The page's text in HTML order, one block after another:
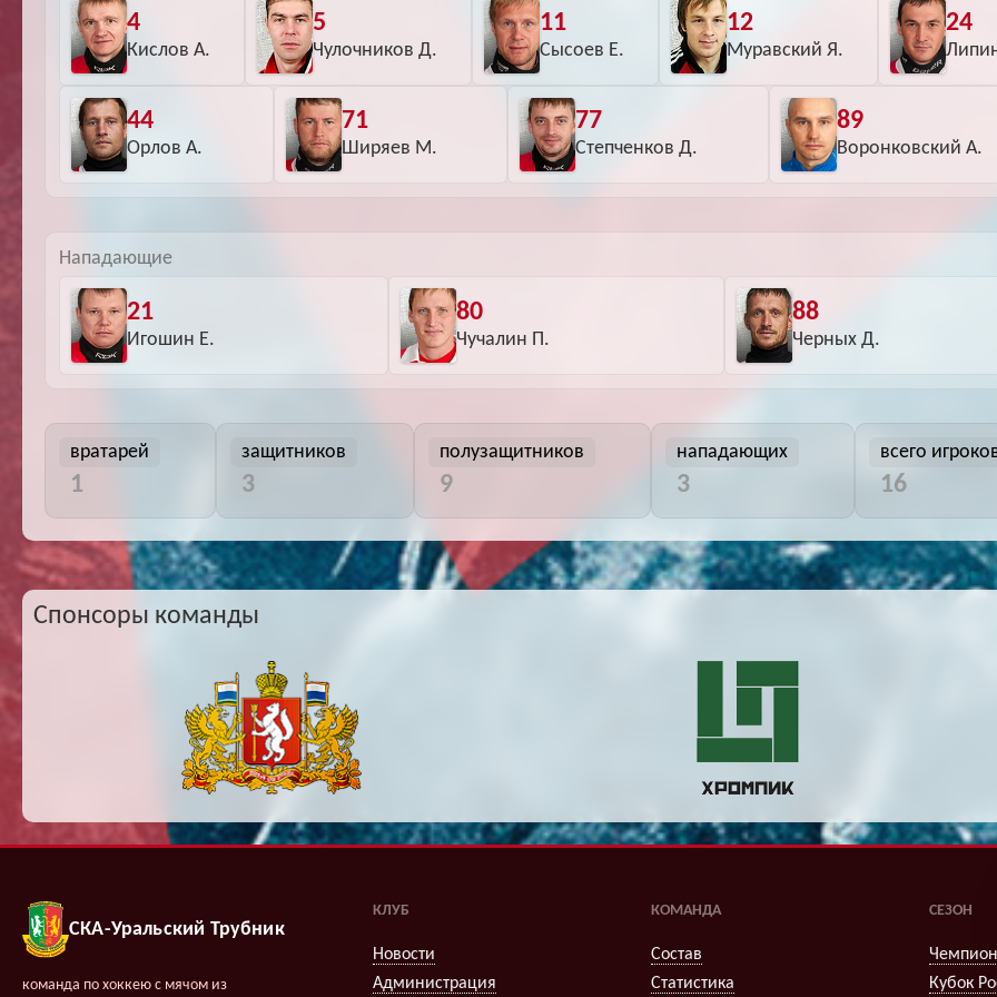
4
Кислов А.
5
Чулочников Д.
11
Сысоев Е.
12
Муравский Я.
24
44
Орлов А.
71
Ширяев М.
77
Степченков Д.
89
Воронковский А.
Нападающие
21
Игошин Е.
80
Чучалин П.
88
Черных Д.
вратарей
1
защитников
3
полузащитников
9
нападающих
3
всего
16
Спонсоры команды
СКА-Уральский Трубник
команда по хоккею с мячом из
КЛУБ
Новости
Администрация
КОМАНДА
Состав
Статистика
СЕЗОН
Кубок